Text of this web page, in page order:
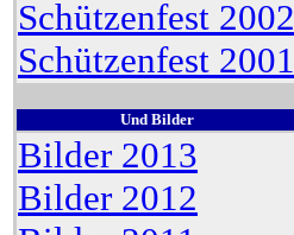
Schützenfest 2002
Schützenfest 2001
Und Bilder
Bilder 2013
Bilder 2012